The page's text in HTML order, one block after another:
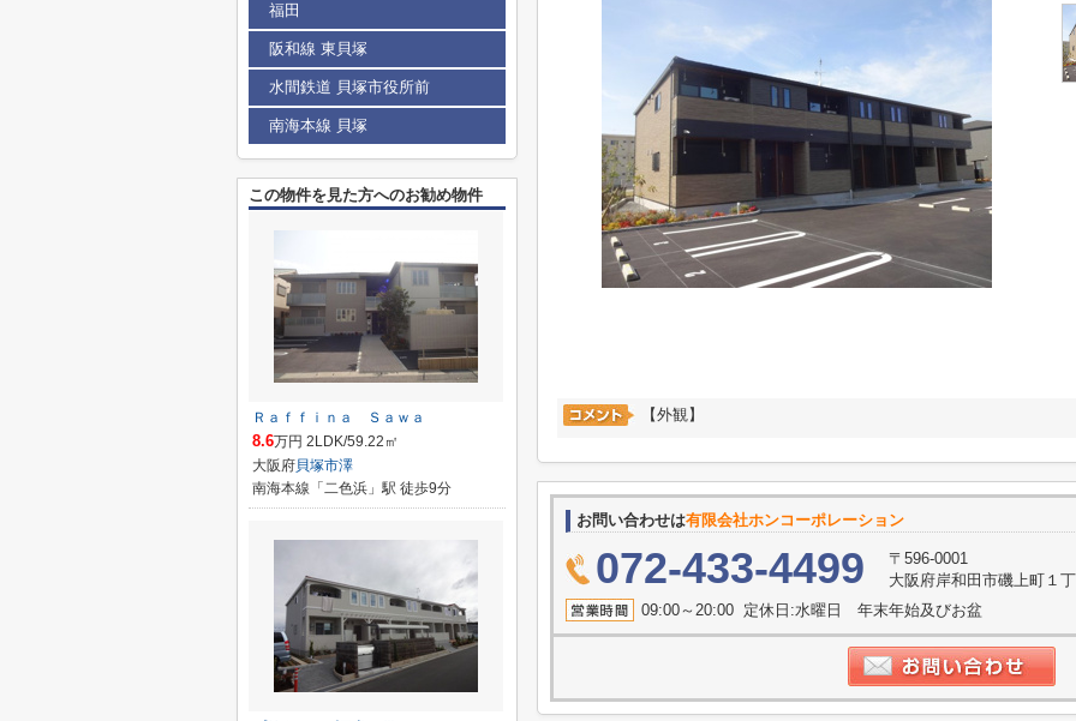
【外観】
お問い合わせは有限会社ホンコーポレーション
072-433-4499
〒596-0001
大阪府岸和田市磯上町１
09:00～20:00 定休日:水曜日 年末年始及びお盆
福田
阪和線 東貝塚
水間鉄道 貝塚市役所前
南海本線 貝塚
この物件を見た方へのお勧め物件
Ｒａｆｆｉｎａ Ｓａｗａ
8.6万円 2LDK/59.22㎡
大阪府貝塚市澤
南海本線「二色浜」駅 徒歩9分